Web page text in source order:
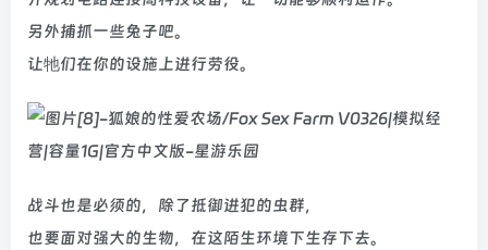
另外捕抓一些兔子吧。
让牠们在你的设施上进行劳役。
战斗也是必须的，除了抵御进犯的虫群，
也要面对强大的生物，在这陌生环境下生存下去。